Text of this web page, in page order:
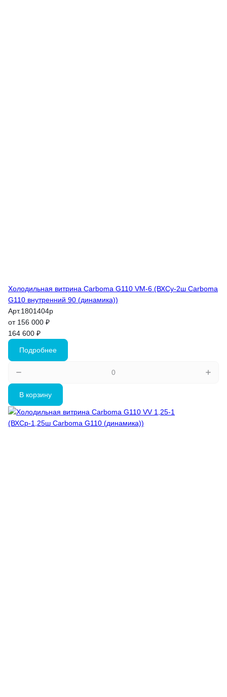
Холодильная витрина Carboma G110 VM-6 (ВХСу-2ш Carboma
G110 внутренний 90 (динамика))
Арт.1801404p
от 156 000 ₽
164 600 ₽
Подробнее
В корзину